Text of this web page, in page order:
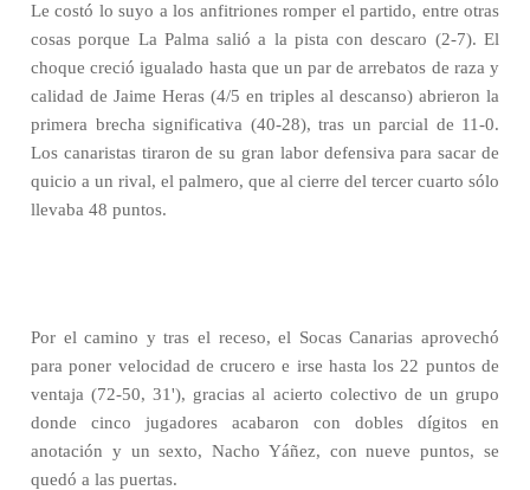
Le costó lo suyo a los anfitriones romper el partido, entre otras
cosas porque La Palma salió a la pista con descaro (2-7). El
choque creció igualado hasta que un par de arrebatos de raza y
calidad de Jaime Heras (4/5 en triples al descanso) abrieron la
primera brecha significativa (40-28), tras un parcial de 11-0.
Los canaristas tiraron de su gran labor defensiva para sacar de
quicio a un rival, el palmero, que al cierre del tercer cuarto sólo
llevaba 48 puntos.
Por el camino y tras el receso, el Socas Canarias aprovechó
para poner velocidad de crucero e irse hasta los 22 puntos de
ventaja (72-50, 31'), gracias al acierto colectivo de un grupo
donde cinco jugadores acabaron con dobles dígitos en
anotación y un sexto, Nacho Yáñez, con nueve puntos, se
quedó a las puertas.